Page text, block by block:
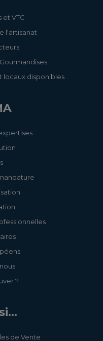
et VTC
l'artisanat
locaux disponibles
?
de Vente